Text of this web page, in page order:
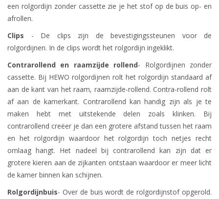
een rolgordijn zonder cassette zie je het stof op de buis op- en
afrollen.
Clips - De clips zijn de bevestigingssteunen voor de
rolgordijnen. In de clips wordt het rolgordijn ingeklikt.
Contrarollend en raamzijde rollend- Rolgordijnen zonder
cassette. Bij HEWO rolgordijnen rolt het rolgordijn standaard af
aan de kant van het raam, raamzijde-rollend. Contra-rollend rolt
af aan de kamerkant. Contrarollend kan handig zijn als je te
maken hebt met uitstekende delen zoals klinken. Bij
contrarollend creëer je dan een grotere afstand tussen het raam
en het rolgordijn waardoor het rolgordijn toch netjes recht
omlaag hangt. Het nadeel bij contrarollend kan zijn dat er
grotere kieren aan de zijkanten ontstaan waardoor er meer licht
de kamer binnen kan schijnen.
Rolgordijnbuis- Over de buis wordt de rolgordijnstof opgerold.